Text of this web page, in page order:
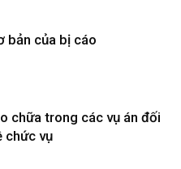
bản của bị cáo
chữa trong các vụ án đối
chức vụ